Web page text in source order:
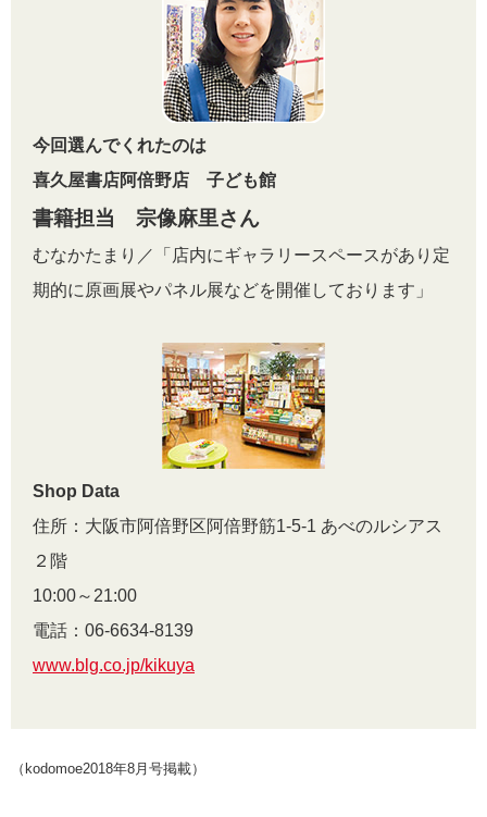
今回選んでくれたのは
喜久屋書店阿倍野店 子ども館
書籍担当 宗像麻里さん
むなかたまり／「店内にギャラリースペースがあり定
期的に原画展やパネル展などを開催しております」
Shop Data
住所：大阪市阿倍野区阿倍野筋1-5-1 あべのルシアス
２階
10:00～21:00
電話：06-6634-8139
www.blg.co.jp/kikuya
（kodomoe2018年8月号掲載）